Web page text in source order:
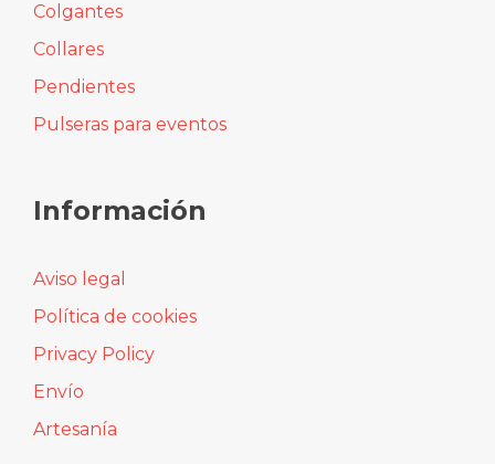
Colgantes
Collares
Pendientes
Pulseras para eventos
Información
Aviso legal
Política de cookies
Privacy Policy
Envío
Artesanía